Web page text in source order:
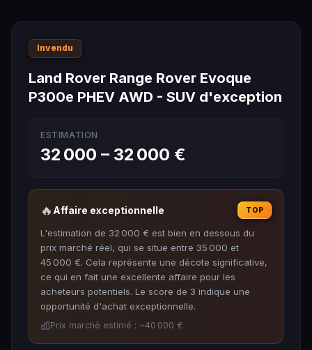
Invendu
Land Rover Range Rover Evoque
P300e PHEV AWD - SUV d'exception
ESTIMATION
32 000 – 32 000 €
🔥 Affaire exceptionnelle TOP
L'estimation de 32 000 € est bien en dessous du
prix marché réel, qui se situe entre 35 000 et
45 000 €. Cela représente une décote significative,
ce qui en fait une excellente affaire pour les
acheteurs potentiels. Le score de 3 indique une
opportunité d'achat exceptionnelle.
Prix marché estimé : ~40 000 €